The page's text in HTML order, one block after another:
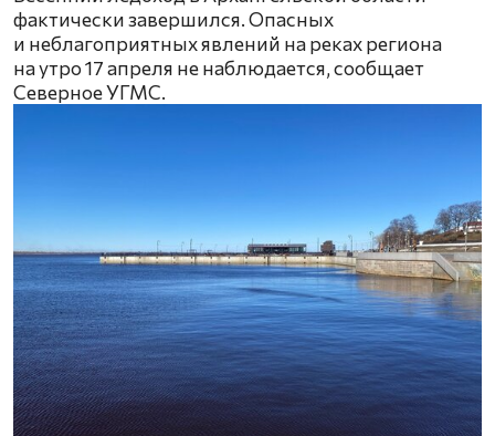
фактически завершился. Опасных
и неблагоприятных явлений на реках региона
на утро 17 апреля не наблюдается, сообщает
Северное УГМС.